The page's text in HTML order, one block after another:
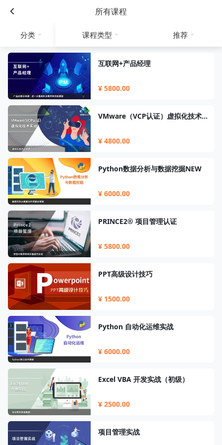
所有课程
分类 课程类型 推荐
互联网+产品经理
¥ 5800.00
VMware（VCP认证）虚拟化技术实战
¥ 4800.00
Python数据分析与数据挖掘NEW
¥ 6000.00
PRINCE2® 项目管理认证
¥ 5800.00
PPT高级设计技巧
¥ 1500.00
Python 自动化运维实战
¥ 6000.00
Excel VBA 开发实战（初级）
¥ 2500.00
项目管理实战